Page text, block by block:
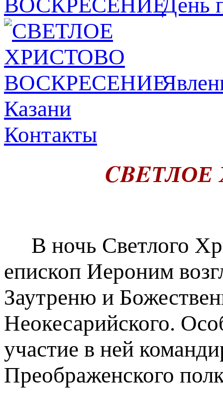
Казани
Контакты
В ночь Светлого
епископ Иероним
Заутреню и
Неокесарийского.
участие в ней
Преображенского